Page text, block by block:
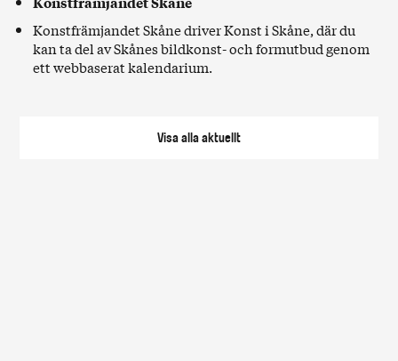
Visa allaaktuellt
Konstfrämjandet Skåne driverKonst i Skåne, där du
kan ta del av Skånes bildkonst- och formutbud genom
ett webbaserat kalendarium.